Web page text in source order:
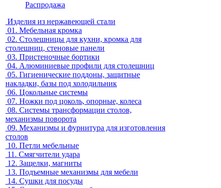
Распродажа
Изделия из нержавеющей стали
01. Мебельная кромка
02. Столешницы для кухни, кромка для
столешниц, стеновые панели
03. Пристеночные бортики
04. Алюминиевые профили для столешниц
05. Гигиенические поддоны, защитные
накладки, базы под холодильник
06. Цокольные системы
07. Ножки под цоколь, опорные, колеса
08. Системы трансформации столов,
механизмы поворота
09. Механизмы и фурнитура для изготовления
столов
10. Петли мебельные
11. Смягчители удара
12. Защелки, магниты
13. Подъемные механизмы для мебели
14. Сушки для посуды